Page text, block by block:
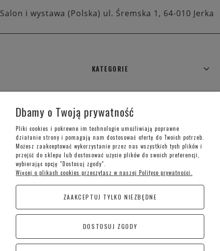
Salon i wystawa (Polska) ul. Śremska 1, 64-010 Jerka
KATEGORIE
MOJE KONTO
INFORMACJE O SKLEPIE
Telefon kontaktowy –+48 697 733 970
Poniedziałek-Piątek: 09:00 - 19:00,
Sobota: 09:00-15:00
CoraSchody – Schody | Poręcze i Balustrady
Kościan
Dbamy o Twoją prywatność
Pliki cookies i pokrewne im technologie umożliwiają poprawne
działanie strony i pomagają nam dostosować ofertę do Twoich potrzeb.
Możesz zaakceptować wykorzystanie przez nas wszystkich tych plików i
przejść do sklepu lub dostosować użycie plików do swoich preferencji,
wybierając opcję "Dostosuj zgody".
Więcej o plikach cookies przeczytasz w naszej Polityce prywatności.
ZAAKCEPTUJ TYLKO NIEZBĘDNE
DOSTOSUJ ZGODY